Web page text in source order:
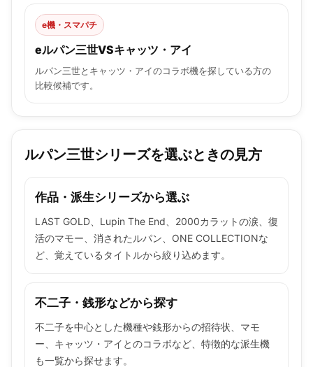
e機・スマパチ
eルパン三世VSキャッツ・アイ
ルパン三世とキャッツ・アイのコラボ機を探している方の
比較候補です。
ルパン三世シリーズを選ぶときの見方
作品・派生シリーズから選ぶ
LAST GOLD、Lupin The End、2000カラットの涙、復
活のマモー、消されたルパン、ONE COLLECTIONな
ど、覚えているタイトルから絞り込めます。
不二子・銭形などから探す
不二子を中心とした機種や銭形からの招待状、マモ
ー、キャッツ・アイとのコラボなど、特徴的な派生機
も一覧から探せます。